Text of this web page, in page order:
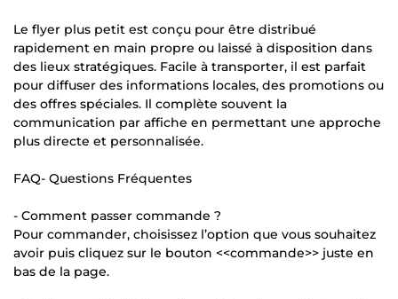
Le flyer plus petit est conçu pour être distribué
rapidement en main propre ou laissé à disposition dans
des lieux stratégiques. Facile à transporter, il est parfait
pour diffuser des informations locales, des promotions ou
des offres spéciales. Il complète souvent la
communication par affiche en permettant une approche
plus directe et personnalisée.
FAQ- Questions Fréquentes
- Comment passer commande ?
Pour commander, choisissez l’option que vous souhaitez
avoir puis cliquez sur le bouton <<commande>> juste en
bas de la page.